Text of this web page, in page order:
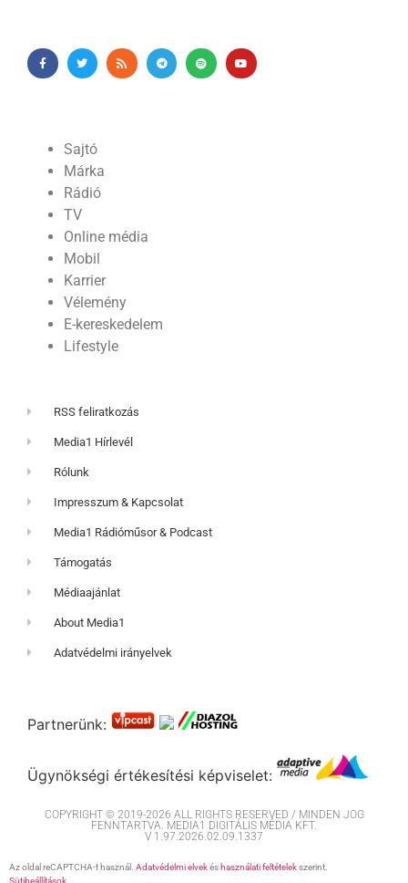
Sajtó
Márka
Rádió
TV
Online média
Mobil
Karrier
Vélemény
E-kereskedelem
Lifestyle
RSS feliratkozás
Media1 Hírlevél
Rólunk
Impresszum & Kapcsolat
Media1 Rádióműsor & Podcast
Támogatás
Médiaajánlat
About Media1
Adatvédelmi irányelvek
Partnerünk:
Ügynökségi értékesítési képviselet:
COPYRIGHT © 2019-2026 ALL RIGHTS RESERVED / MINDEN JOG
FENNTARTVA. MEDIA1 DIGITÁLIS MÉDIA KFT.
V 1.97.2026.02.09.1337
Az oldal reCAPTCHA-t használ. Adatvédelmi elvekés használati feltételekszerint.